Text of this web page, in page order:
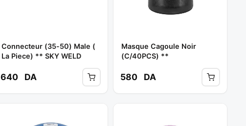
Connecteur (35-50) Male (
La Piece) ** SKY WELD
640 DA
Masque Cagoule Noir
(C/40PCS) **
580 DA